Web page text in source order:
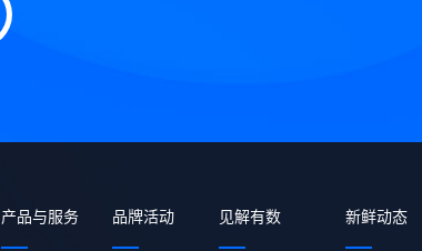
产品与服务 品牌活动 见解有数 新鲜动态